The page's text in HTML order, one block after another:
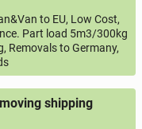
to EU, Low Cost,
Part load 5m3/300kg
Removals to Germany,
shipping